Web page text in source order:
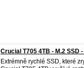
Crucial T705 4TB - M.2 SSD
Extrémně rychlé SSD, které